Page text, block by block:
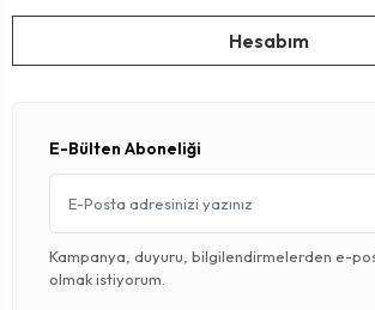
Hesabım
E-Bülten Aboneliği
Kampanya, duyuru, bilgilendirmelerden e-
olmak istiyorum.